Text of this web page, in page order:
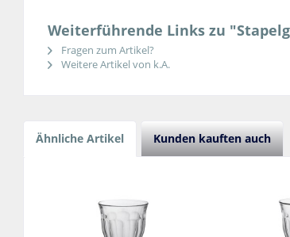
Weiterführende Links zu
Fragen zum Artikel?
Weitere Artikel von k.A.
Ähnliche Artikel Kunden kauften auch